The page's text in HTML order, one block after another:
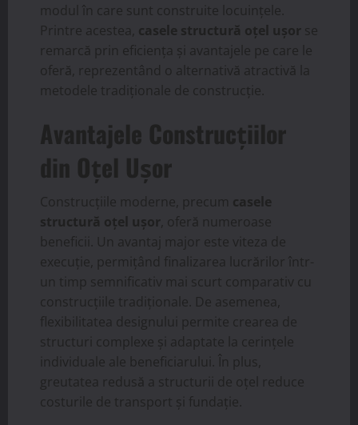
modul în care sunt construite locuințele.
Printre acestea, casele structură oțel ușor se
remarcă prin eficiența și avantajele pe care le
oferă, reprezentând o alternativă atractivă la
metodele tradiționale de construcție.
Avantajele Construcțiilor
din Oțel Ușor
Construcțiile moderne, precum casele
structură oțel ușor , oferă numeroase
beneficii. Un avantaj major este viteza de
execuție, permițând finalizarea lucrărilor într-
un timp semnificativ mai scurt comparativ cu
construcțiile tradiționale. De asemenea,
flexibilitatea designului permite crearea de
structuri complexe și adaptate la cerințele
individuale ale beneficiarului. În plus,
greutatea redusă a structurii de oțel reduce
costurile de transport și fundație.